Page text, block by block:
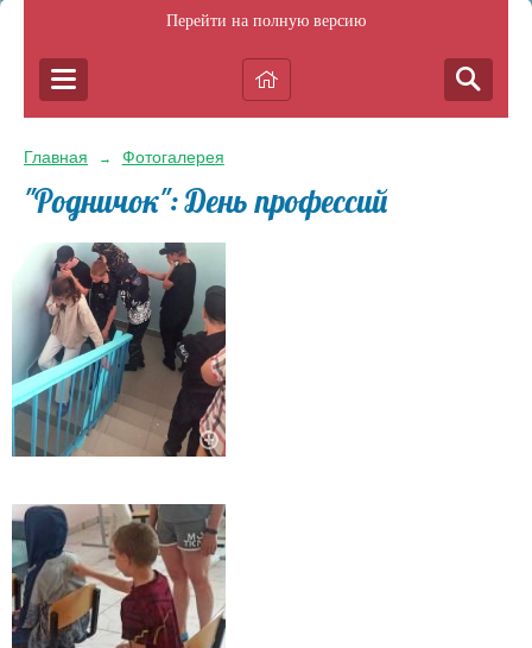
Перейти на полную версию
Главная → Фотогалерея
"Родничок": День профессий